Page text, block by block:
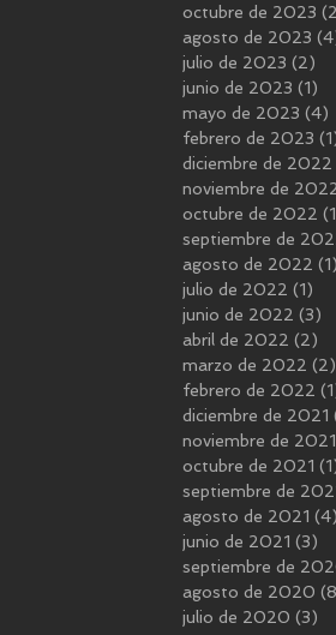
octubre de 2023
agosto de 2023
julio de 2023 (2)
junio de 2023 (1)
mayo de 2023 (4)
febrero de 2023
diciembre de 2022
noviembre de 2022
octubre de 2022
septiembre de
agosto de 2022 (1)
julio de 2022 (1)
junio de 2022 (3)
abril de 2022 (2)
marzo de 2022 (2)
febrero de 2022
diciembre de 2021
noviembre de 2021
octubre de 2021
septiembre de
agosto de 2021 (4)
junio de 2021 (3)
septiembre de
agosto de 2020
julio de 2020 (3)